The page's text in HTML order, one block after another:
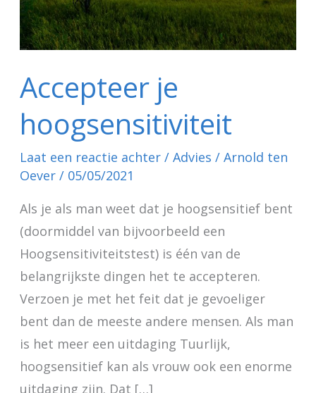
Accepteer je
hoogsensitiviteit
Laat een reactie achter / Advies / Arnold ten
Oever / 05/05/2021
Als je als man weet dat je hoogsensitief bent
(doormiddel van bijvoorbeeld een
Hoogsensitiviteitstest) is één van de
belangrijkste dingen het te accepteren.
Verzoen je met het feit dat je gevoeliger
bent dan de meeste andere mensen. Als man
is het meer een uitdaging Tuurlijk,
hoogsensitief kan als vrouw ook een enorme
uitdaging zijn. Dat […]